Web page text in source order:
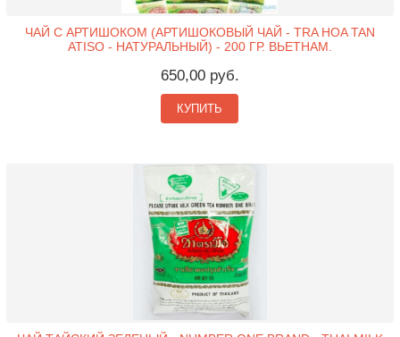
ЧАЙ С АРТИШОКОМ (АРТИШОКОВЫЙ ЧАЙ - TRA HOA TAN
ATISO - НАТУРАЛЬНЫЙ) - 200 ГР. ВЬЕТНАМ.
650,00 руб.
КУПИТЬ